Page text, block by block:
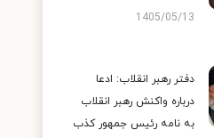
1405/05/13
دفتر رهبر انقلاب: ادعا
درباره واکنش رهبر انقلاب
به نامه رئیس جمهور کذب